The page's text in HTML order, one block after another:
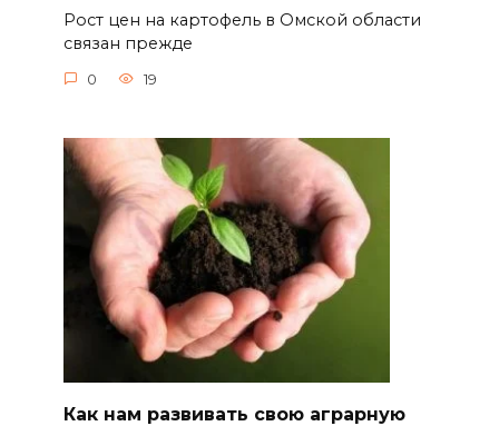
Рост цен на картофель в Омской области
связан прежде
0 19
Как нам развивать свою аграрную